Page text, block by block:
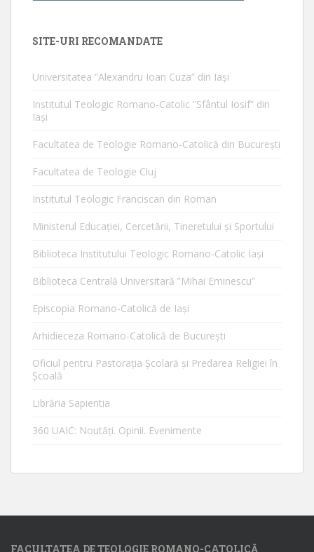
SITE-URI RECOMANDATE
Universitatea ”Alexandru Ioan Cuza” din Iaşi
Institutul Teologic Romano-Catolic ”Sfântul Iosif” din
Iaşi
Facultatea de Teologie Romano-Catolică din Bucureşti
Facultatea de Teologie Cluj
Institutul Teologic Franciscan din Roman
Ministerul Educaţiei, Cercetării, Tineretului şi Sportului
Biblioteca Institutului Teologic Romano-Catolic Iaşi
Biblioteca Centrală Universitară ”Mihai Eminescu”
Episcopia Romano-Catolică de Iaşi
Arhidieceza Romano-Catolică de Bucureşti
Oficiul pentru Pastorația Școlară și Predarea Religiei în
Școală
Librăria Sapientia
360 UAIC: Noutăţi. Opinii. Evenimente
FACULTATEA DE TEOLOGIE ROMANO-CATOLICĂ